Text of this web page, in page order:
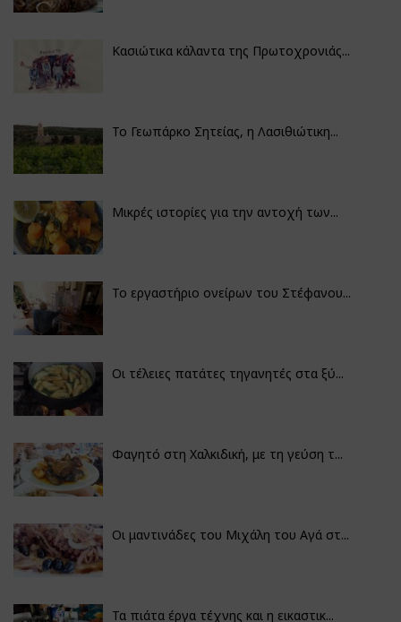
Κασιώτικα κάλαντα της Πρωτοχρονιάς...
Το Γεωπάρκο Σητείας, η Λασιθιώτικη...
Μικρές ιστορίες για την αντοχή των...
Το εργαστήριο ονείρων του Στέφανου...
Οι τέλειες πατάτες τηγανητές στα ξύ...
Φαγητό στη Χαλκιδική, με τη γεύση τ...
Οι μαντινάδες του Μιχάλη του Αγά στ...
Τα πιάτα έργα τέχνης και η εικαστικ...